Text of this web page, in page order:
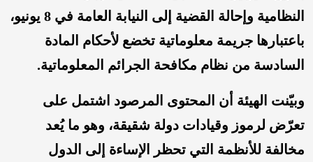
النظامية وإحالة القضية إلى النيابة العامة في 8 يونيو،
باعتبارها جريمة معلوماتية تخضع لأحكام المادة
السادسة من نظام مكافحة الجرائم المعلوماتية.
وبيّنت الهيئة أن المحتوى المرصود اشتمل على
تعرّض لرموز وقيادات دولة شقيقة، وهو ما يُعد
مخالفة للأنظمة التي تحظر الإساءة إلى الدول